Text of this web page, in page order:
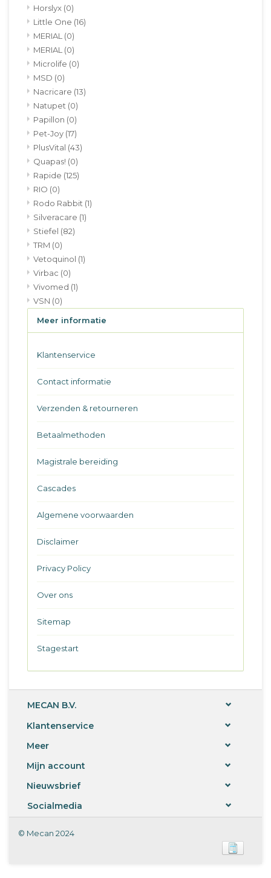
Horslyx (0)
Little One (16)
MERIAL (0)
MERIAL (0)
Microlife (0)
MSD (0)
Nacricare (13)
Natupet (0)
Papillon (0)
Pet-Joy (17)
PlusVital (43)
Quapas! (0)
Rapide (125)
RIO (0)
Rodo Rabbit (1)
Silveracare (1)
Stiefel (82)
TRM (0)
Vetoquinol (1)
Virbac (0)
Vivomed (1)
VSN (0)
Meer informatie
Klantenservice
Contact informatie
Verzenden & retourneren
Betaalmethoden
Magistrale bereiding
Cascades
Algemene voorwaarden
Disclaimer
Privacy Policy
Over ons
Sitemap
Stagestart
MECAN B.V.
Klantenservice
Meer
Mijn account
Nieuwsbrief
Socialmedia